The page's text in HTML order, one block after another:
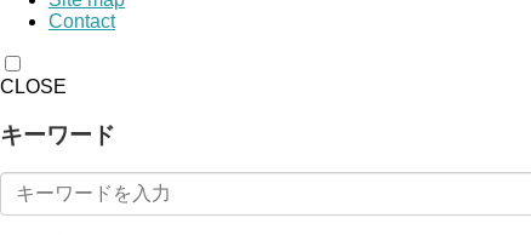
Contact
CLOSE
キーワード